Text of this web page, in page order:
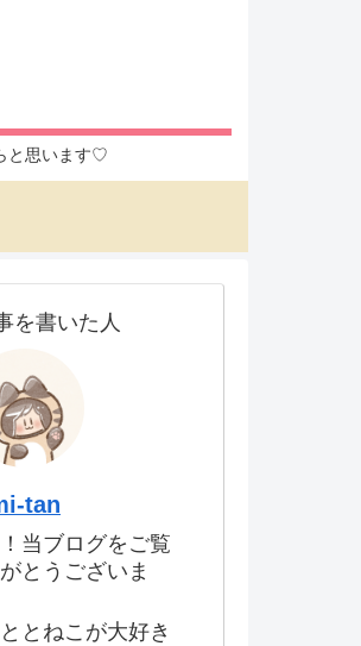
と思います♡
を書いた人
tan
当ブログをご覧
とうございま
とねこが大好き